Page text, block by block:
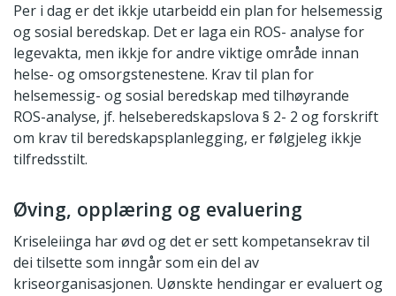
Per i dag er det ikkje utarbeidd ein plan for helsemessig
og sosial beredskap. Det er laga ein ROS- analyse for
legevakta, men ikkje for andre viktige område innan
helse- og omsorgstenestene. Krav til plan for
helsemessig- og sosial beredskap med tilhøyrande
ROS-analyse, jf. helseberedskapslova § 2- 2 og forskrift
om krav til beredskapsplanlegging, er følgjeleg ikkje
tilfredsstilt.
Øving, opplæring og evaluering
Kriseleiinga har øvd og det er sett kompetansekrav til
dei tilsette som inngår som ein del av
kriseorganisasjonen. Uønskte hendingar er evaluert og